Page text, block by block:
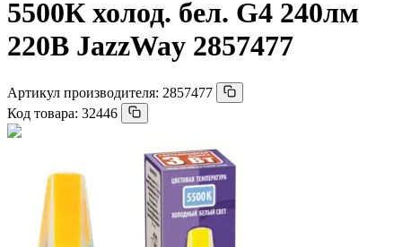
5500К холод. бел. G4 240лм
220В JazzWay 2857477
Артикул производителя: 2857477
Код товара: 32446